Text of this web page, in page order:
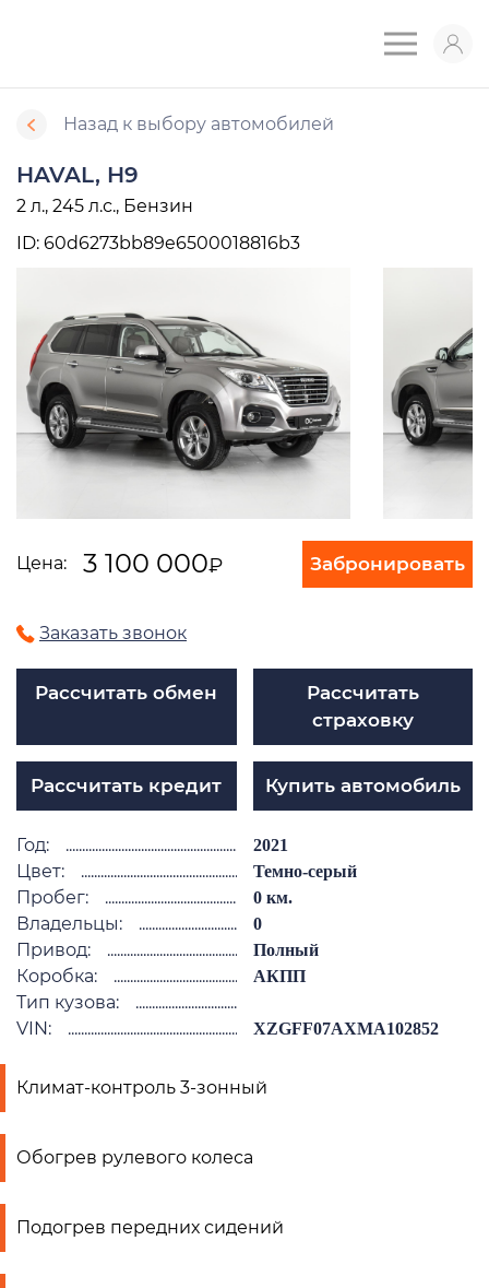
Назад к выбору автомобилей
HAVAL, H9
2 л., 245 л.с., Бензин
ID: 60d6273bb89e6500018816b3
Цена: 3 100 000₽ Забронировать
Заказать звонок
Рассчитать обмен
Рассчитать
страховку
Рассчитать кредит Купить автомобиль
Год: 2021
Цвет: Темно-серый
Пробег: 0 км.
Владельцы: 0
Привод: Полный
Коробка: АКПП
Тип кузова:
VIN:
XZGFF07AXMA102852
Климат-контроль 3-зонный
Обогрев рулевого колеса
Подогрев передних сидений